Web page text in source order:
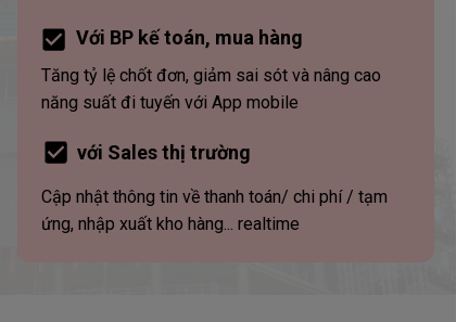
với Sales thị trường
Tăng tỷ lệ chốt đơn, giảm sai sót và nâng cao
năng suất đi tuyến với App mobile
Với BP kế toán, mua hàng
Cập nhật thông tin về thanh toán/ chi phí / tạm
ứng, nhập xuất kho hàng... realtime